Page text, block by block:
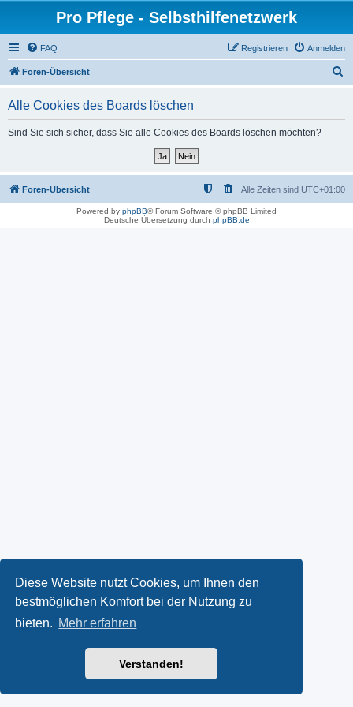
Diese Website nutzt Cookies, um Ihnen den
bestmöglichen Komfort bei der Nutzung zu
bieten. Mehr erfahren
Verstanden!
Pro Pflege - Selbsthilfenetzwerk
FAQ Anmelden
Registrieren
Foren-Übersicht
Alle Cookies des Boards löschen
Sind Sie sich sicher, dass Sie alle Cookies des Boards löschen möchten?
Foren-Übersicht Alle Zeiten sind UTC+01:00
Powered by phpBB® Forum Software © phpBB Limited
Deutsche Übersetzung durch phpBB.de